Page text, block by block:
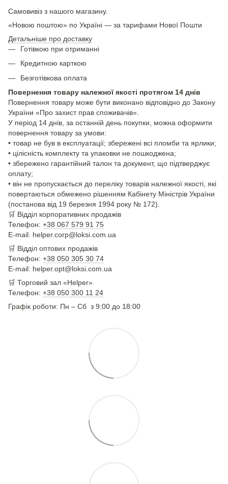
Самовивіз з нашого магазину.
«Новою поштою» по Україні — за тарифами Нової Пошти
Детальніше про доставку
Готівкою при отриманні
Кредитною карткою
Безготівкова оплата
Повернення товару належної якості протягом 14 днів
Повернення товару може бути виконано відповідно до Закону
України «Про захист прав споживачів».
У період 14 днів, за останній день покупки, можна оформити
повернення товару за умови:
• товар не був в експлуатації; збережені всі пломби та ярлики;
• цілісність комплекту та упаковки не пошкоджена;
• збережено гарантійний талон та документ, що підтверджує
оплату;
• він не пропускається до переліку товарів належної якості, які
повертаються обмежено рішенням Кабінету Міністрів України
(постанова від 19 березня 1994 року № 172).
🛒 Відділ корпоративних продажів
Телефон: +38 067 579 91 75
E-mail: helper.corp@loksi.com.ua
🛒 Відділ оптових продажів
Телефон: +38 050 305 30 74
E-mail: helper.opt@loksi.com.ua
🛒 Торговий зал «Helper»
Телефон: +38 050 300 11 24
Графік роботи: Пн – Сб з 9:00 до 18:00